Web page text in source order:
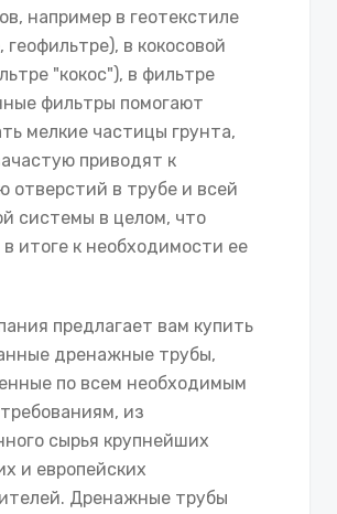
например в геотекстиле
геофильтре), в кокосовой
"кокос"), в фильтре
фильтры помогают
мелкие частицы грунта,
приводят к
отверстий в трубе и всей
системы в целом, что
итоге к необходимости ее
предлагает вам купить
дренажные трубы,
по всем необходимым
из
сырья крупнейших
и европейских
Дренажные трубы